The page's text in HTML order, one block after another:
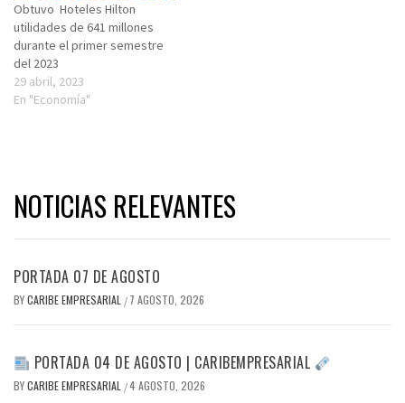
Obtuvo Hoteles Hilton
utilidades de 641 millones
durante el primer semestre
del 2023
29 abril, 2023
En "Economía"
NOTICIAS RELEVANTES
PORTADA 07 DE AGOSTO
BYCARIBE EMPRESARIAL / 7 AGOSTO, 2026
PORTADA 04 DE AGOSTO | CARIBEMPRESARIAL
BYCARIBE EMPRESARIAL /4 AGOSTO, 2026